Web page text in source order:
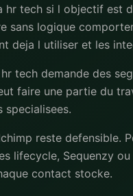
hr tech si l objectif est
sans logique
deja l utiliser et les
tech demande des
faire une partie du
specialisees.
reste defensible.
lifecycle, Sequenzy
contact stocke.